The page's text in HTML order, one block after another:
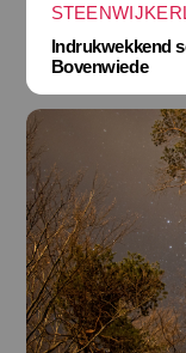
Indrukwekkend
Bovenwiede